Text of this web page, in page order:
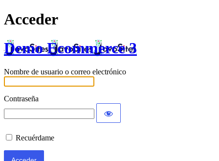
Acceder
Demo Ecommerce 3
Nombre de usuario o correo electrónico
Contraseña
Recuérdame